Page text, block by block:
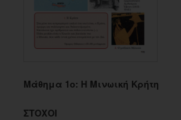
Μάθημα 1ο: Η Μινωική Κρήτη
ΣΤΟΧΟΙ